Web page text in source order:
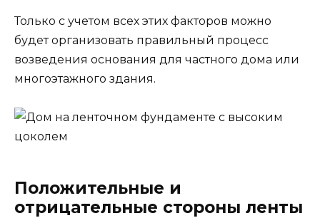
Только с учетом всех этих факторов можно
будет организовать правильный процесс
возведения основания для частного дома или
многоэтажного здания.
Положительные и
отрицательные стороны ленты